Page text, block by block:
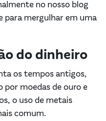
no nosso blog
para mergulhar em uma
do dinheiro
os tempos antigos,
por moedas de ouro e
o uso de metais
comum.